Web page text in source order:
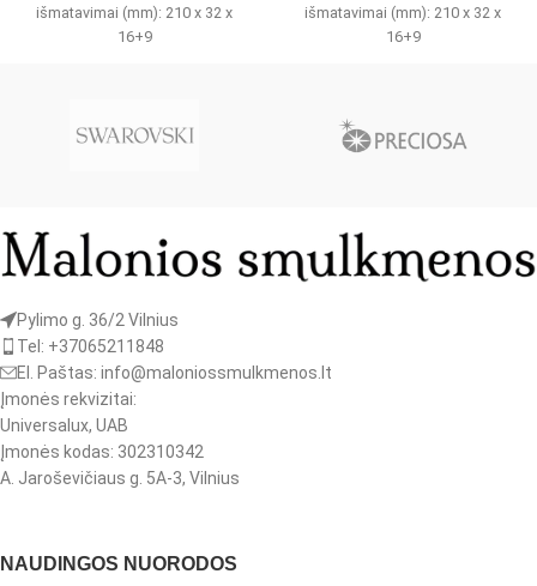
išmatavimai (mm): 210 x 32 x
16+9
išmatavimai (mm): 210 x 32 x
16+9
Pylimo g. 36/2 Vilnius
Tel: +37065211848
El. Paštas: info@maloniossmulkmenos.lt
Įmonės rekvizitai:
Universalux, UAB
Įmonės kodas: 302310342
A. Jaroševičiaus g. 5A-3, Vilnius
NAUDINGOS NUORODOS